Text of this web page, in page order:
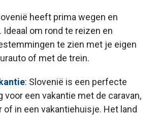
heeft prima wegen en
Ideaal om rond te reizen en
te zien met je eigen
of met de trein.
: Slovenië is een perfecte
voor een vakantie met de caravan,
of in een vakantiehuisje. Het land